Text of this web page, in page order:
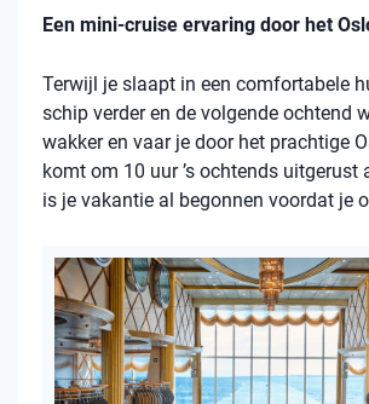
Een mini-cruise ervaring door het
Terwijl je slaapt in een comfortabele
schip verder en de volgende ochtend
wakker en vaar je door het prachtige
komt om 10 uur ’s ochtends uitgerust
is je vakantie al begonnen voordat je